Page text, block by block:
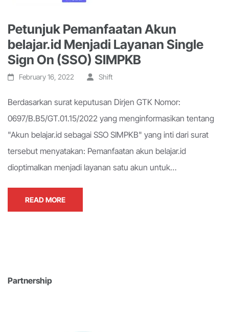
Petunjuk Pemanfaatan Akun
belajar.id Menjadi Layanan Single
Sign On (SSO) SIMPKB
February 16, 2022 Shift
Berdasarkan surat keputusan Dirjen GTK Nomor:
0697/B.B5/GT.01.15/2022 yang menginformasikan tentang
"Akun belajar.id sebagai SSO SIMPKB" yang inti dari surat
tersebut menyatakan: Pemanfaatan akun belajar.id
dioptimalkan menjadi layanan satu akun untuk…
READ MORE
Partnership